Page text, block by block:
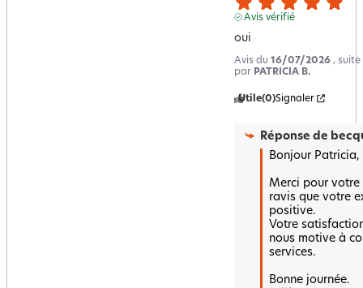
Avis vérifié
oui
Avis du 16/07/2026 , suite
par PATRICIA B.
Utile(0)Signaler
Réponse de
Bonjour Patricia,
Merci pour votre
ravis que votre
positive.
Votre
nous motive à
services.
Bonne journée.